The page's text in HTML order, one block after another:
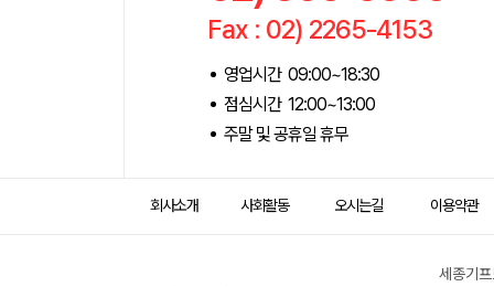
Fax : 02) 2265-4153
영업시간 09:00~18:30
점심시간 12:00~13:00
주말 및 공휴일 휴무
회사소개 사회활동 오시는길 이용약관
세종기